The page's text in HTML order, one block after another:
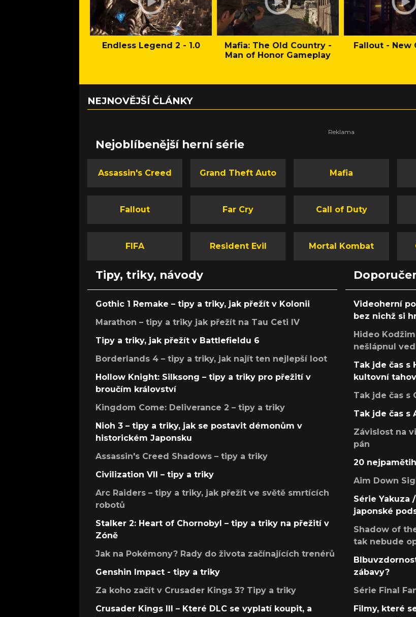
Endless Legend 2 - 1.0
Mafia: The Old Country -
Man of Honor Gameplay
Fallout - New
NEJNOVĚJŠÍ ČLÁNKY
Nejoblíbenější herní série
Assassin's Creed Grand Theft Auto Mafia
Fallout Far Cry Call of Duty
FIFA Resident Evil Mortal Kombat
Tipy, triky, návody
Gothic 1 Remake – tipy a triky, jak přežít v Kolonii
Marathon – tipy a triky jak přežít na Tau Ceti IV
Tipy a triky, jak přežít v Battlefieldu 6
Borderlands 4 – tipy a triky, jak najít ten nejlepší loot
Hollow Knight: Silksong – tipy a triky pro přežití v
broučím království
Kingdom Come: Deliverance 2 – tipy a triky
Nioh 3 – tipy a triky, jak se postavit démonům v
historickém Japonsku
Assassin's Creed Shadows – tipy a triky
Civilization VII – tipy a triky
Arc Raiders – tipy a triky, jak přežít ve světě smrtících
robotů
Stalker 2: Heart of Chornobyl – tipy a triky na přežití v
Zóně
Jak na Pokémony? Rady do života začínajících trenérů
Genshin Impact - tipy a triky
Za koho začít v Crusader Kings 3? Tipy a triky
Crusader Kings III – Které DLC se vyplatí koupit, a
Videoherní
bez nichž si
Hideo
nešlápnul
Tak jde čas s
kultovní
Tak jde čas s
Tak jde čas s
Závislost na
pán
20
Aim Down
Série Yakuza
japonské
Shadow of
tak nebude
zábavy?
Série Final
Filmy, které